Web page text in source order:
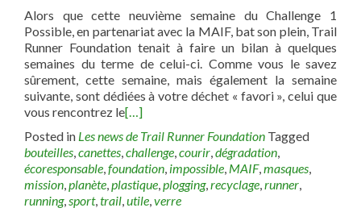
Alors que cette neuvième semaine du Challenge 1
Possible, en partenariat avec la MAIF, bat son plein, Trail
Runner Foundation tenait à faire un bilan à quelques
semaines du terme de celui-ci. Comme vous le savez
sûrement, cette semaine, mais également la semaine
suivante, sont dédiées à votre déchet « favori », celui que
vous rencontrez le[…]
Posted in Les news de Trail Runner Foundation Tagged
bouteilles,canettes,challenge,courir,dégradation,
écoresponsable,foundation, impossible, MAIF,masques,
mission,planète,plastique,plogging,recyclage,runner,
running,sport,trail,utile,verre